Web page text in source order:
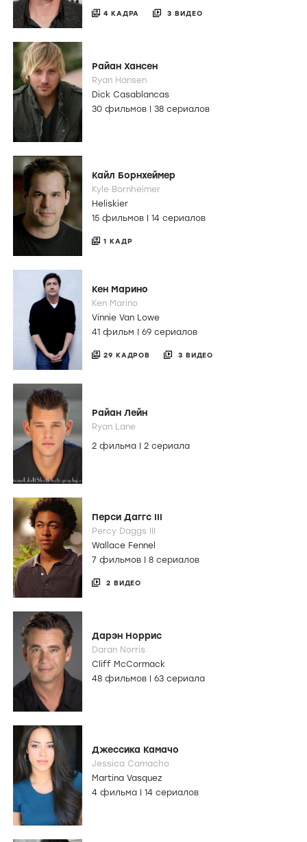
4 КАДРА 3 ВИДЕО
Райан Хансен
Ryan Hansen
Dick Casablancas
30 фильмов
38 сериалов
Кайл Борнхеймер
Kyle Bornheimer
Heliskier
15 фильмов | 14 сериалов
1 КАДР
Кен Марино
Ken Marino
Vinnie Van Lowe
41 фильм | 69 сериалов
29 КАДРОВ 3 ВИДЕО
Райан Лейн
Ryan Lane
2 фильма
2 сериала
Перси Даггс III
Percy Daggs III
Wallace Fennel
7 фильмов | 8 сериалов
2 ВИДЕО
Дарэн Норрис
Daran Norris
Cliff McCormack
48 фильмов
63 сериала
Джессика Камачо
Jessica Camacho
Martina Vasquez
4 фильма
14 сериалов